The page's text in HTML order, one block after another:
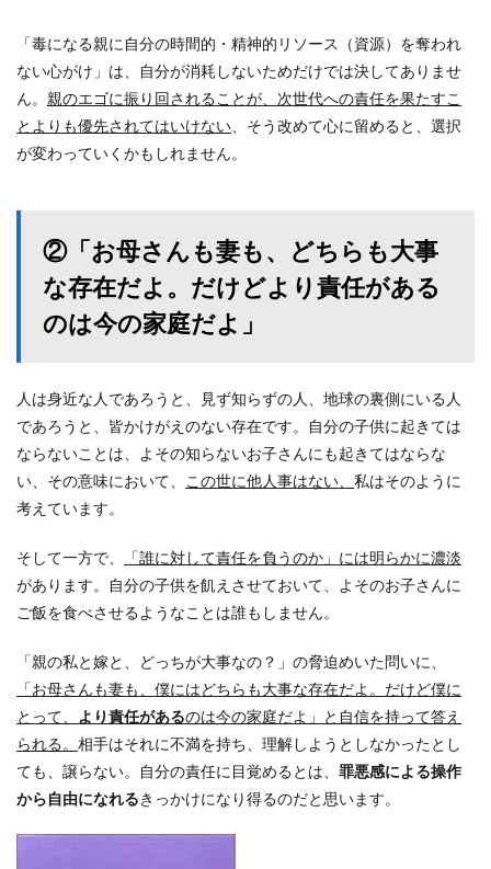
「毒になる親に自分の時間的・精神的リソース（資源）を奪われ
ない心がけ」は、自分が消耗しないためだけでは決してありませ
ん。 親のエゴに振り回されることが、次世代への責任を果たすこ
とよりも優先されてはいけない 、そう改めて心に留めると、選択
が変わっていくかもしれません。
②「お母さんも妻も、どちらも大事
な存在だよ。だけどより責任がある
のは今の家庭だよ」
人は身近な人であろうと、見ず知らずの人、地球の裏側にいる人
であろうと、皆かけがえのない存在です。自分の子供に起きては
ならないことは、よその知らないお子さんにも起きてはならな
い、その意味において、
この世に他人事はない、 私はそのように
考えています。
そして一方で、
「誰に対して責任を負うのか」には明らかに濃淡
があります。自分の子供を飢えさせておいて、よそのお子さんに
ご飯を食べさせるようなことは誰もしません。
「親の私と嫁と、どっちが大事なの？」の脅迫めいた問いに、
「お母さんも妻も、僕にはどちらも大事な存在だよ。だけど僕に
とって、
より責任があるのは今の家庭だよ」と自信を持って答え
られる。 相手はそれに不満を持ち、理解しようとしなかったとし
ても、譲らない。自分の責任に目覚めるとは、 罪悪感による操作
から自由になれるきっかけになり得るのだと思います。